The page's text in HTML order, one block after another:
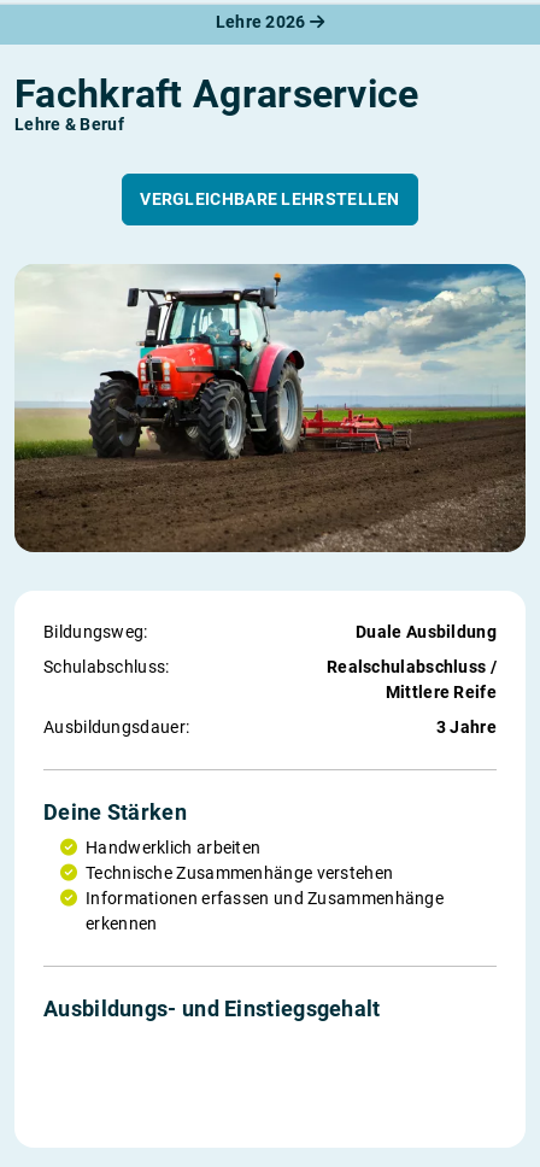
Lehre 2026
Fachkraft Agrarservice
Lehre & Beruf
VERGLEICHBARE LEHRSTELLEN
Bildungsweg:
Duale Ausbildung
Schul­abschluss:
Realschulabschluss /
Mittlere Reife
Ausbildungs­dauer:
3 Jahre
Deine Stärken
Handwerklich arbeiten
Technische Zusammenhänge verstehen
Informationen erfassen und Zusammenhänge
erkennen
Ausbildungs- und Einstiegs­gehalt
775 €
890 €
995 €